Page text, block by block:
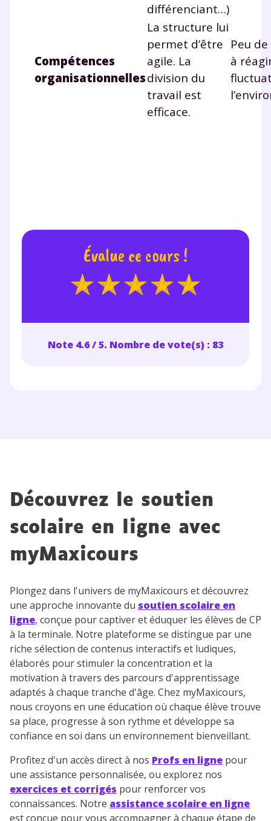
différenciant…)
Compétences
organisationnelles
La structure lui
permet d’être
agile. La
division du
travail est
efficace.
Peu
à
Évalue ce cours !
Note 4.6 / 5. Nombre de vote(s) : 83
Découvrez le soutien
scolaire en ligne avec
myMaxicours
Plongez dans l'univers de myMaxicours et découvrez
une approche innovante du soutien scolaire en
ligne, conçue pour captiver et éduquer les élèves de CP
à la terminale. Notre plateforme se distingue par une
riche sélection de contenus interactifs et ludiques,
élaborés pour stimuler la concentration et la
motivation à travers des parcours d'apprentissage
adaptés à chaque tranche d'âge. Chez myMaxicours,
nous croyons en une éducation où chaque élève trouve
sa place, progresse à son rythme et développe sa
confiance en soi dans un environnement bienveillant.
Profitez d'un accès direct à nos Profs en ligne pour
une assistance personnalisée, ou explorez nos
exercices et corrigés pour renforcer vos
connaissances. Notre assistance scolaire en ligne
est conçue pour vous accompagner à chaque étape de